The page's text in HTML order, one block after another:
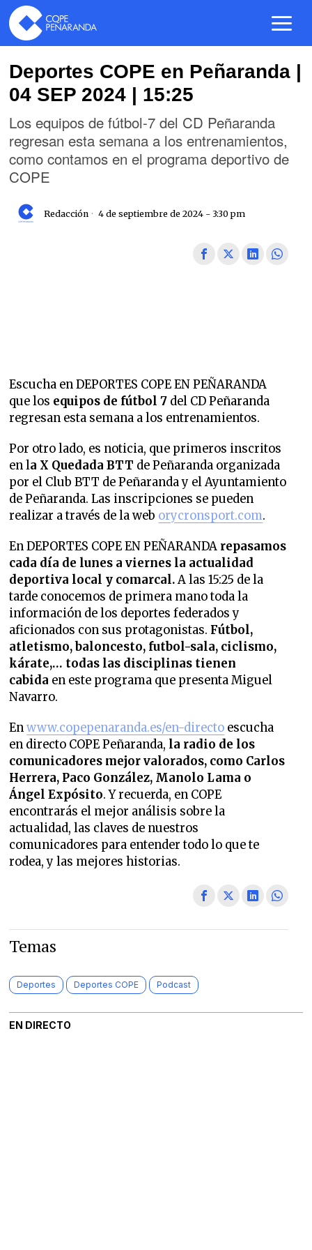
Deportes COPE en Peñaranda |
04 SEP 2024 | 15:25
Los equipos de fútbol-7 del CD Peñaranda
regresan esta semana a los entrenamientos,
como contamos en el programa deportivo de
COPE
Redacción 4 de septiembre de 2024 - 3:30 pm
Escucha en DEPORTES COPE EN PEÑARANDA
que los equipos de fútbol 7 del CD Peñaranda
regresan esta semana a los entrenamientos.
Por otro lado, es noticia, que primeros inscritos
en la X Quedada BTT de Peñaranda organizada
por el Club BTT de Peñaranda y el Ayuntamiento
de Peñaranda. Las inscripciones se pueden
realizar a través de la web orycronsport.com.
En DEPORTES COPE EN PEÑARANDA repasamos
cada día de lunes a viernes la actualidad
deportiva local y comarcal.A las 15:25 de la
tarde conocemos de primera mano toda la
información de los deportes federados y
aficionados con sus protagonistas. Fútbol,
atletismo, baloncesto, futbol-sala, ciclismo,
kárate,… todas las disciplinas tienen
cabida en este programa que presenta Miguel
Navarro.
Enwww.copepenaranda.es/en-directo escucha
en directo COPE Peñaranda, la radio de los
comunicadores mejor valorados, como Carlos
Herrera, Paco González, Manolo Lama o
Ángel Expósito. Y recuerda, en COPE
encontrarás el mejor análisis sobre la
actualidad, las claves de nuestros
comunicadores para entender todo lo que te
rodea, y las mejores historias.
Temas
Deportes Deportes COPE Podcast
EN DIRECTO